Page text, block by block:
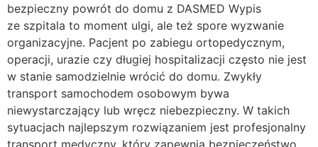
bezpieczny powrót do domu z DASMED Wypis
ze szpitala to moment ulgi, ale też spore wyzwanie
organizacyjne. Pacjent po zabiegu ortopedycznym,
operacji, urazie czy długiej hospitalizacji często nie jest
w stanie samodzielnie wrócić do domu. Zwykły
transport samochodem osobowym bywa
niewystarczający lub wręcz niebezpieczny. W takich
sytuacjach najlepszym rozwiązaniem jest profesjonalny
transport medyczny, który zapewnia bezpieczeństwo,